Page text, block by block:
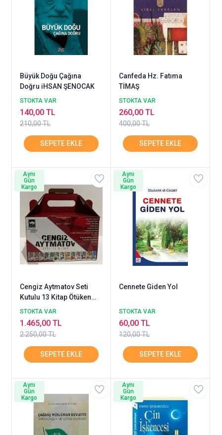
Büyük Doğu Çağına
Doğru iHSAN ŞENOCAK
STOKTA VAR
210,00 TL
140,00 TL
Canfeda Hz. Fatıma
TİMAŞ
STOKTA VAR
400,00 TL
260,00 TL
Cengiz Aytmatov Seti
Kutulu 13 Kitap Ötüken
Neşriyat
STOKTA VAR
2.250,00 TL
1.465,00 TL
Aynı
Gün
Kargo
Cennete Giden Yol
STOKTA VAR
120,00 TL
60,00 TL
Aynı
Gün
Kargo
Aynı
Gün
Kargo
Aynı
Gün
Kargo